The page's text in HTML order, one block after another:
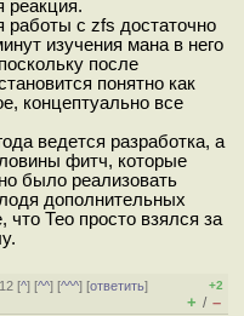
реакция.
работы с zfs достаточно
изучения мана в него
после
понятно как
концептуально все
ведется разработка, а
фитч, которые
было реализовать
дополнительных
Тео просто взялся за
[^] [^^] [^^^] [ответить]
+2
+ / –